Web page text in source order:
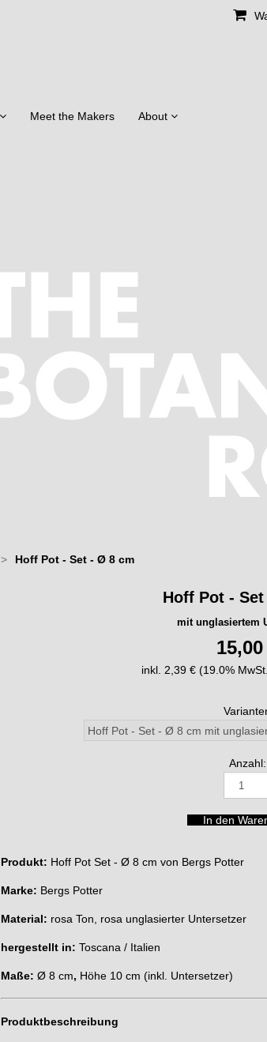
Meet the Makers About
> Hoff Pot - Set - Ø 8 cm
Hoff Pot -
mit unglasiertem
inkl. 2,39 € (19.0%
Anzahl:
Produkt: Hoff Pot Set - Ø 8 cm von Bergs Potter
Marke: Bergs Potter
Material: rosa Ton, rosa unglasierter Untersetzer
hergestellt in: Toscana / Italien
Maße: Ø 8 cm, Höhe 10 cm (inkl. Untersetzer)
Produktbeschreibung